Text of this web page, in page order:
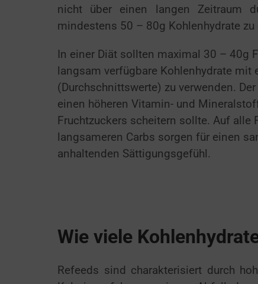
nicht über einen langen Zeitraum
mindestens 50 – 80g Kohlenhydrate zu
In einer Diät sollten maximal 30 – 40g
langsam verfügbare Kohlenhydrate mit
(Durchschnittswerte) zu verwenden.
einen höheren Vitamin- und
Fruchtzuckers scheitern sollte. Auf alle
langsameren Carbs sorgen für einen
anhaltenden Sättigungsgefühl.
Wie viele
Refeeds sind charakterisiert durch